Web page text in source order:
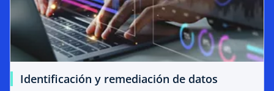
Identificación y remediación de datos